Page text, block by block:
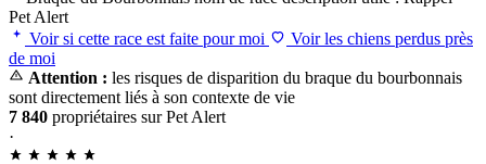
Pet Alert
Voir si cette race est faite pour moi
Voir les chiens perdus près
de moi
Attention : les risques de disparition du braque du bourbonnais
sont directement liés à son contexte de vie
7 840 propriétaires sur Pet Alert
·